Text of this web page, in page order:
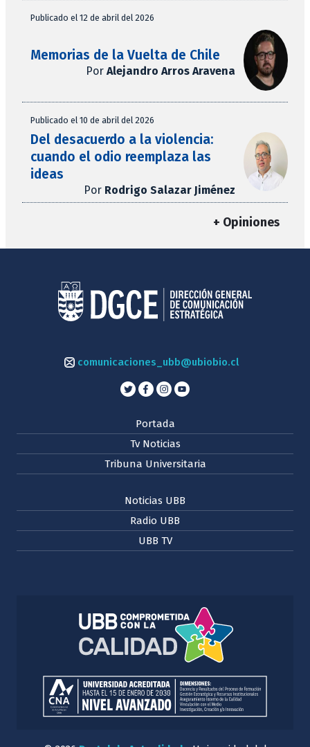
Publicado el 12 de abril del 2026
Memorias de la Vuelta de Chile
Por Alejandro Arros Aravena
Publicado el 10 de abril del 2026
Del desacuerdo a la violencia:
cuando el odio reemplaza las
ideas
Por Rodrigo Salazar Jiménez
+ Opiniones
comunicaciones_ubb@ubiobio.cl
Portada
Tv Noticias
Tribuna Universitaria
Noticias UBB
Radio UBB
UBB TV